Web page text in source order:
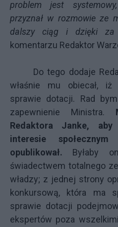
problem jest
przyznał w rozmowie ze
dalszy ciąg i dzięki
komentarzu Redaktor
Do tego dodaje
właśnie mu obiecał,
sprawie dotacji. Rad
zapewnienie Ministra.
Redaktora Janke,
interesie
opublikował. Byłaby
świadectwem totalnego
władzy; z jednej strony
konkursową, która ma
sprawie dotacji
ekspertów poza